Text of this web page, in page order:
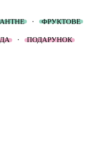
· ФРУКТОВЕ
· ПОДАРУНОК